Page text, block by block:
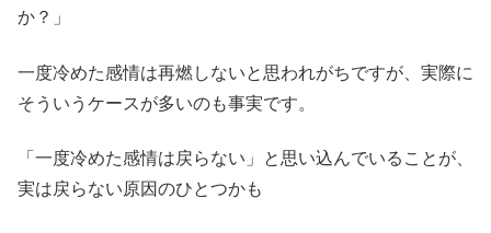
か？」
一度冷めた感情は再燃しないと思われがちですが、実際に
そういうケースが多いのも事実です。
「一度冷めた感情は戻らない」と思い込んでいることが、
実は戻らない原因のひとつかも